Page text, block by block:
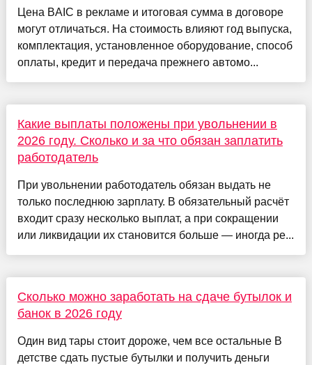
Цена BAIC в рекламе и итоговая сумма в договоре
могут отличаться. На стоимость влияют год выпуска,
комплектация, установленное оборудование, способ
оплаты, кредит и передача прежнего автомо...
Какие выплаты положены при увольнении в
2026 году. Сколько и за что обязан заплатить
работодатель
При увольнении работодатель обязан выдать не
только последнюю зарплату. В обязательный расчёт
входит сразу несколько выплат, а при сокращении
или ликвидации их становится больше — иногда ре...
Сколько можно заработать на сдаче бутылок и
банок в 2026 году
Один вид тары стоит дороже, чем все остальные В
детстве сдать пустые бутылки и получить деньги